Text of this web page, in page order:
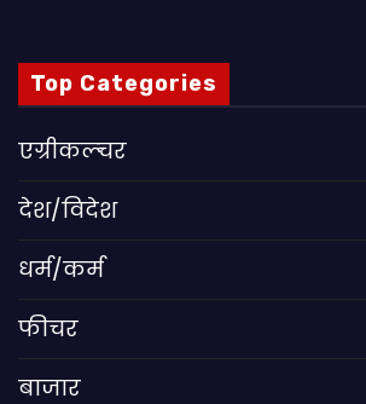
Top Categories
एग्रीकल्चर
देश/विदेश
धर्म/कर्म
फीचर
बाजार